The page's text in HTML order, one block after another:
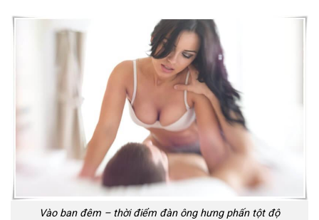
Vào ban đêm – thời điểm đàn ông hưng phấn tột độ